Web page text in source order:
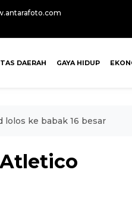
DAERAH GAYA HIDUP
lolos ke babak 16 besar
Atletico